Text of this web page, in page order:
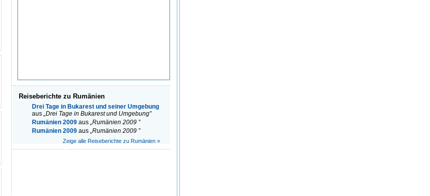
Reiseberichte zu Rumänien
Drei Tage in Bukarest und seiner Umgebung
aus „Drei Tage in Bukarest und Umgebung”
Rumänien 2009 aus „Rumänien 2009 ”
Rumänien 2009 aus „Rumänien 2009 ”
Zeige alle Reiseberichte zu Rumänien »